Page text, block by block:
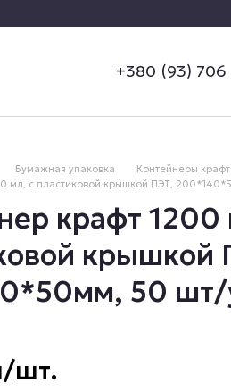
+380 (93) 706
Бумажная упаковка
Контейнеры крафт
мл, с пластиковой крышкой ПЭТ,
крафт 1200
крышкой
50 шт/
шт.